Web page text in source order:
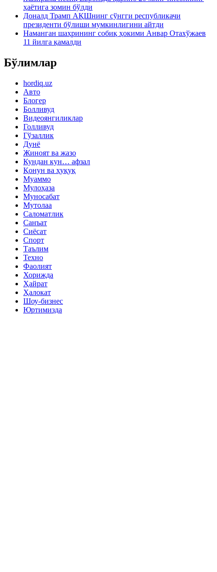
ҳаётига зомин бўлди
Доналд Трамп АҚШнинг сўнгги республикачи
президенти бўлиши мумкинлигини айтди
Наманган шаҳрининг собиқ ҳокими Анвар Отахўжаев
11 йилга қамалди
Бўлимлар
hordiq.uz
Авто
Блогер
Болливуд
Видеоянгиликлар
Голливуд
Гўзаллик
Дунё
Жиноят ва жазо
Кундан кун… афзал
Қонун ва ҳуқуқ
Муаммо
Мулоҳаза
Муносабат
Мутолаа
Саломатлик
Санъат
Сиёсат
Спорт
Таълим
Техно
Фаолият
Хорижда
Ҳайрат
Ҳалокат
Шоу-бизнес
Юртимизда